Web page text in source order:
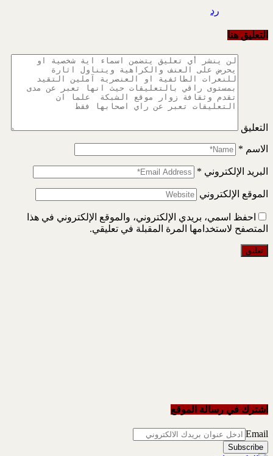
رد
التعليق هنا
التعليق
الاسم *
البريد الإلكتروني *
الموقع الإلكتروني
احفظ اسمي، بريدي الإلكتروني، والموقع الإلكتروني في هذا
المتصفح لاستخدامها المرة المقبلة في تعليقي.
اشترك في رسالة الموقع
Email